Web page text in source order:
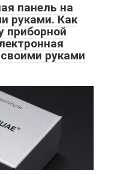
панель на
руками. Как
приборной
руками